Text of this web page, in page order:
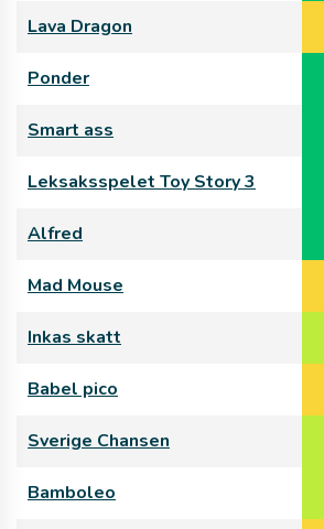
Lava Dragon
Ponder
Smart ass
Leksaksspelet Toy Story 3
Alfred
Mad Mouse
Inkas skatt
Babel pico
Sverige Chansen
Bamboleo